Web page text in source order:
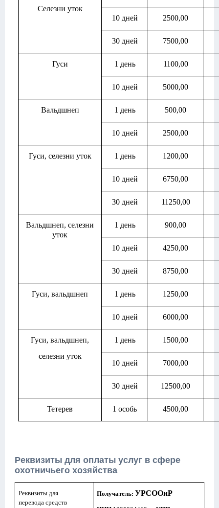
Селезни уток
10 дней 2500,00
30 дней 7500,00
Гуси 1 день 1100,00
10 дней 5000,00
Вальдшнеп 1 день 500,00
10 дней 2500,00
Гуси, селезни уток 1 день 1200,00
10 дней 6750,00
30 дней 11250,00
Вальдшнеп, селезни
уток
1 день 900,00
10 дней 4250,00
30 дней 8750,00
Гуси, вальдшнеп 1 день 1250,00
10 дней 6000,00
Гуси, вальдшнеп,
селезни уток
1 день 1500,00
10 дней 7000,00
30 дней 12500,00
Тетерев 1 особь 4500,00
Реквизиты для оплаты услуг в сфере
охотничьего хозяйства
Реквизиты для
перевода средств
Получатель: УРСООиР